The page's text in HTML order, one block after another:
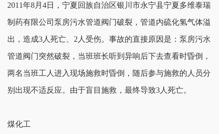
2011年8月4日，宁夏回族自治区银川市永宁县宁夏多维泰瑞
制药有限公司泵房污水管道阀门破裂，管道内硫化氢气体溢
出，造成3人死亡、2人受伤。事故的直接原因是：泵房污水
管道阀门突然破裂，当班班长听到异响后下去查看时昏倒，
两名当班工人进入现场施救时昏倒，随后参与施救的人员分
别出现不适反应。由于盲目施救，最终导致3人死亡。
煤化工